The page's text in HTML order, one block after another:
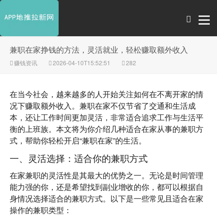
兼职在家挣钱的方法，灵活就业，轻松赚取额外收入
赚钱资讯 2026-04-10T15:52:51 282
在当今社会，越来越多的人开始关注如何在不离开家的情
况下赚取额外收入。兼职在家不仅节省了交通和生活成
本，还让工作时间更加灵活，非常适合追求工作与生活平
衡的上班族。本文将为你介绍几种适合在家从事的兼职方
式，帮助你轻松开启“兼职在家”的生活。
一、灵活选择：适合你的兼职方式
在家兼职的灵活性是其最大的优势之一。无论是时间管理
能力强的你，还是希望找到副业增收的你，都可以根据自
身情况选择适合的兼职方式。以下是一些常见且适合在家
操作的兼职类型：